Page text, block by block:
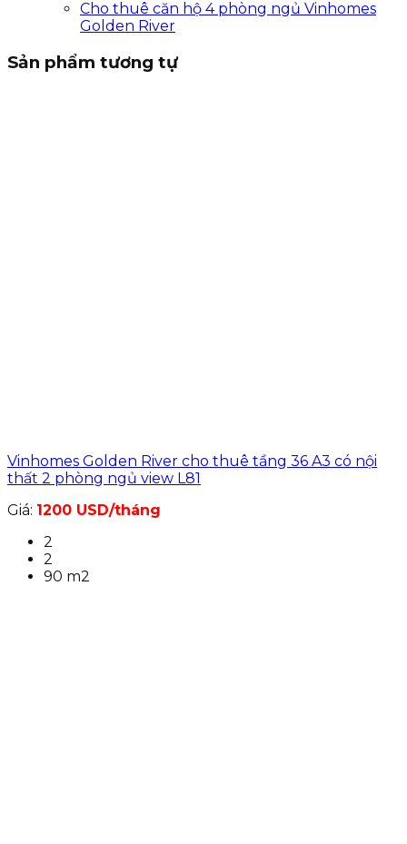
Cho thuê căn hộ 4 phòng ngủ Vinhomes
Golden River
Sản phẩm tương tự
Vinhomes Golden River cho thuê tầng 36 A3 có nội
thất 2 phòng ngủ view L81
Giá: 1200 USD/tháng
2
2
90 m2